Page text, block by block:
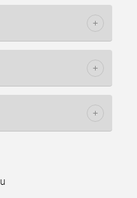
эффект,
- стойкий,
цвет волос с
палитра помогает в
оттенков